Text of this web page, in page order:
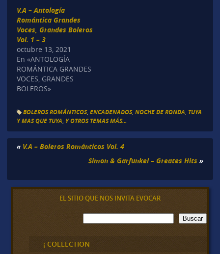
V.A – Antología
Romántica Grandes
Voces, Grandes Boleros
Vol. 1 – 3
octubre 13, 2021
En «ANTOLOGÍA
ROMÁNTICA GRANDES
VOCES, GRANDES
BOLEROS»
BOLEROS ROMÁNTICOS, ENCADENADOS, NOCHE DE RONDA TUYA
Y MAS QUE TUYA Y OTROS TEMAS MÁS...
« V.A – Boleros Románticos Vol. 4
Simon & Garfunkel – Greates Hits »
EL SITIO QUE NOS INVITA EVOCAR
B
u
c
a
Buscar
¡ COLLECTION